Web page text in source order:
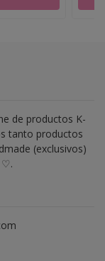
de productos K-
tanto productos
(exclusivos)
♡.